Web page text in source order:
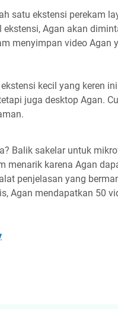
satu ekstensi perekam
ekstensi, Agan akan
menyimpan video Agan
kecil yang keren
juga desktop Agan.
Balik sakelar untuk
menarik karena Agan
penjelasan yang
Agan mendapatkan 50